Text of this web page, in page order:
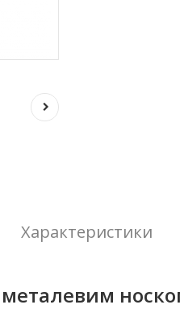
Характеристики
металевим